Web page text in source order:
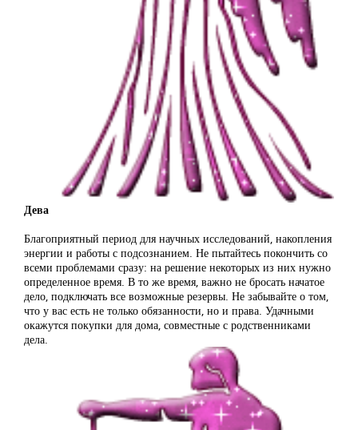
Дева
Благоприятный период для научных исследований, накопления
энергии и работы с подсознанием. Не пытайтесь покончить со
всеми проблемами сразу: на решение некоторых из них нужно
определенное время. В то же время, важно не бросать начатое
дело, подключать все возможные резервы. Не забывайте о том,
что у вас есть не только обязанности, но и права. Удачными
окажутся покупки для дома, совместные с родственниками
дела.